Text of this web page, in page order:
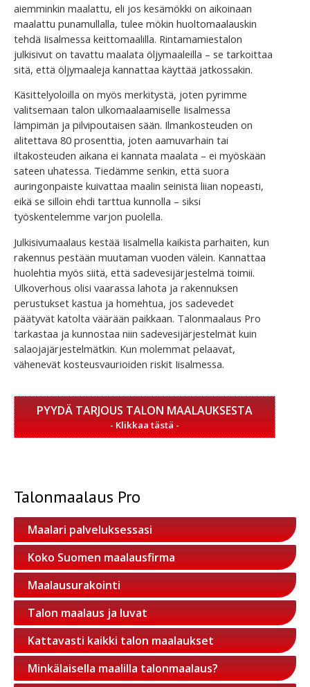
aiemminkin maalattu, eli jos kesämökki on aikoinaan
maalattu punamullalla, tulee mökin huoltomaalauskin
tehdä Iisalmessa keittomaalilla. Rintamamiestalon
julkisivut on tavattu maalata öljymaaleilla – se tarkoittaa
sitä, että öljymaaleja kannattaa käyttää jatkossakin.
Käsittelyoloilla on myös merkitystä, joten pyrimme
valitsemaan talon ulkomaalaamiselle Iisalmessa
lämpimän ja pilvipoutaisen sään. Ilmankosteuden on
alitettava 80 prosenttia, joten aamuvarhain tai
iltakosteuden aikana ei kannata maalata – ei myöskään
sateen uhatessa. Tiedämme senkin, että suora
auringonpaiste kuivattaa maalin seinistä liian nopeasti,
eikä se silloin ehdi tarttua kunnolla – siksi
työskentelemme varjon puolella.
Julkisivumaalaus kestää Iisalmella kaikista parhaiten, kun
rakennus pestään muutaman vuoden välein. Kannattaa
huolehtia myös siitä, että sadevesijärjestelmä toimii.
Ulkoverhous olisi vaarassa lahota ja rakennuksen
perustukset kastua ja homehtua, jos sadevedet
päätyvät katolta väärään paikkaan. Talonmaalaus Pro
tarkastaa ja kunnostaa niin sadevesijärjestelmät kuin
salaojajärjestelmätkin. Kun molemmat pelaavat,
vähenevät kosteusvaurioiden riskit Iisalmessa.
PYYDÄ TARJOUS TALON MAALAUKSESTA
Talonmaalaus Pro
Maalari palveluksessasi
Koko Suomen maalausfirma
Maalausurakointi
Talon maalaus ja luvat
Kattavasti kaikki talon maalaukset
Minkälaisella maalilla talonmaalaus?